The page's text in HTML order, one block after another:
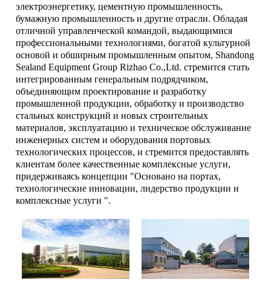
электроэнергетику, цементную промышленность,
бумажную промышленность и другие отрасли. Обладая
отличной управленческой командой, выдающимися
профессиональными технологиями, богатой культурной
основой и обширным промышленным опытом, Shandong
Sealand Equipment Group Rizhao Co.,Ltd. стремится стать
интегрированным генеральным подрядчиком,
объединяющим проектирование и разработку
промышленной продукции, обработку и производство
стальных конструкций и новых строительных
материалов, эксплуатацию и техническое обслуживание
инженерных систем и оборудования портовых
технологических процессов, и стремится предоставлять
клиентам более качественные комплексные услуги,
придерживаясь концепции "Основано на портах,
технологические инновации, лидерство продукции и
комплексные услуги ".